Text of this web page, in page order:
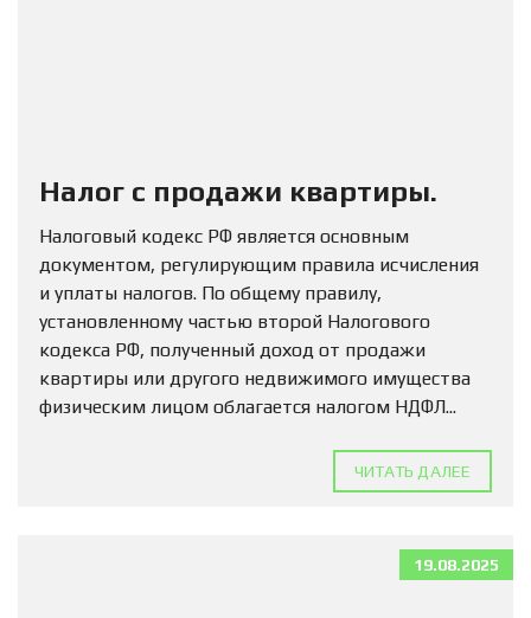
Налог с продажи квартиры.
Налоговый кодекс РФ является основным
документом, регулирующим правила исчисления
и уплаты налогов. По общему правилу,
установленному частью второй Налогового
кодекса РФ, полученный доход от продажи
квартиры или другого недвижимого имущества
физическим лицом облагается налогом НДФЛ...
ЧИТАТЬ ДАЛЕЕ
19.08.2025